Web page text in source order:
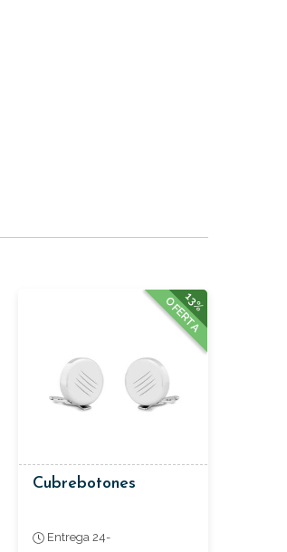
13%
OFERTA
Cubrebotones
Entrega 24-